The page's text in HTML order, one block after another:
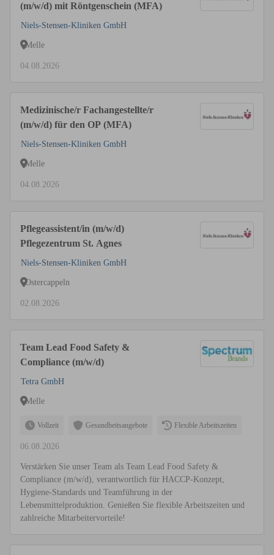
(m/w/d) mit Röntgenschein (MFA)
Niels-Stensen-Kliniken GmbH
Melle
04.08.2026
Medizinische/r Fachangestellte/r
(m/w/d) für den OP (MFA)
Niels-Stensen-Kliniken GmbH
Melle
04.08.2026
Pflegeassistent/in (m/w/d)
Pflegezentrum St. Agnes
Niels-Stensen-Kliniken GmbH
Ostercappeln
02.08.2026
Team Lead Food Safety &
Compliance (m/w/d)
Tetra GmbH
Melle
Vollzeit Gesundheitsangebote Flexible Arbeitszeiten
06.08.2026
Verstärken Sie unser Team als Team Lead Food Safety &
Compliance (m/w/d), verantwortlich für HACCP-Konzept,
Hygiene-Standards und Teamführung in der
Lebensmittelproduktion. Genießen Sie flexible Arbeitszeiten und
zahlreiche Mitarbeitervorteile!